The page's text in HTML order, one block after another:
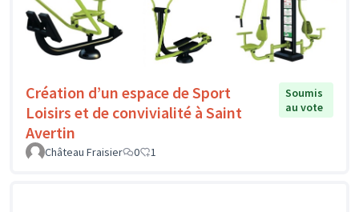
Création d’un espace de Sport
Loisirs et de convivialité à Saint
Avertin
Soumis
au vote
Château Fraisier 0 1